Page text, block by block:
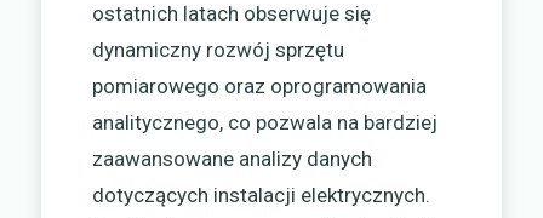
ostatnich latach obserwuje się
dynamiczny rozwój sprzętu
pomiarowego oraz oprogramowania
analitycznego, co pozwala na bardziej
zaawansowane analizy danych
dotyczących instalacji elektrycznych.